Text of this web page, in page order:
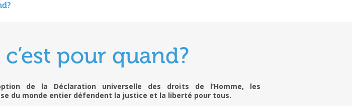
pour quand?
de la Déclaration universelle des droits de l’Homme, les
du monde entier défendent la justice et la liberté pour tous.